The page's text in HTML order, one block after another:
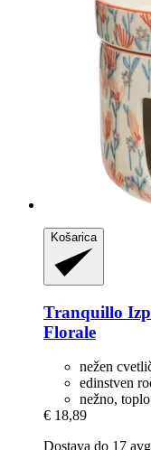
Košarica
Tranquillo
Florale
nežen
edinstven
nežno,
€ 18,89
Dostava do 17